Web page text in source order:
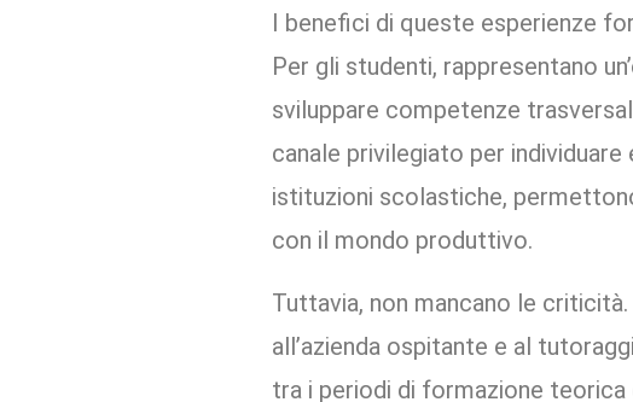
I benefici di queste esperienze
Per gli studenti, rappresentano
sviluppare competenze
canale privilegiato per
istituzioni scolastiche,
con il mondo produttivo.
Tuttavia, non mancano le
all’azienda ospitante e al
tra i periodi di formazione